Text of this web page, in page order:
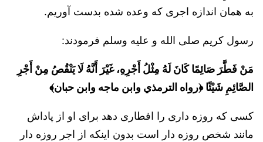
به همان اندازه اجری که وعده شده بدست آوریم.
رسول کریم صلی الله و علیه وسلم فرمودند:
مَنْ فَطَّرَ صَائِمًا كَانَ لَهُ مِثْلُ أَجْرِهِ، غَيْرَ أَنَّهُ لَا يَنْقُصُ مِنْ أَجْرِ
الصَّائِمِ شَيْئًا ﴿رواه الترمذي وابن ماجه وابن حبان﴾
کسی که روزه داری را افطاری دهد برای او از پاداش
مانند شخص روزه دار است بدون اینکه از اجر روزه دار